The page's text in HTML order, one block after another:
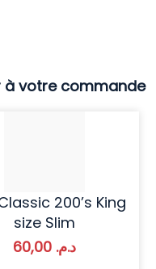
à votre commande
200’s King
size Slim
د.م. 60,00